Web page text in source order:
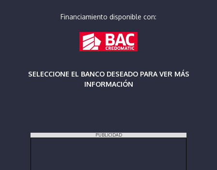
Financiamiento disponible con:
SELECCIONE EL BANCO DESEADO PARA VER MÁS
INFORMACIÓN
PUBLICIDAD